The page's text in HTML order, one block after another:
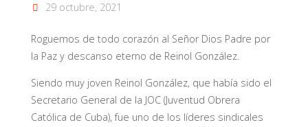
29 octubre, 2021
Roguemos de todo corazón al Señor Dios Padre por
la Paz y descanso eterno de Reinol González.
Siendo muy joven Reinol González, que había sido el
Secretario General de la JOC (Juventud Obrera
Católica de Cuba), fue uno de los líderes sindicales